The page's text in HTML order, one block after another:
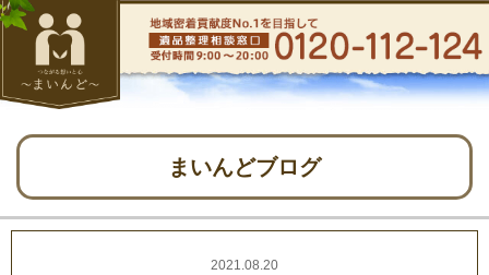
まいんどブログ
2021.08.20